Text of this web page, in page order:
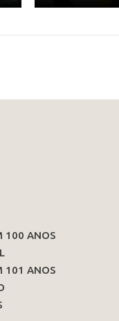
100 ANOS
101 ANOS